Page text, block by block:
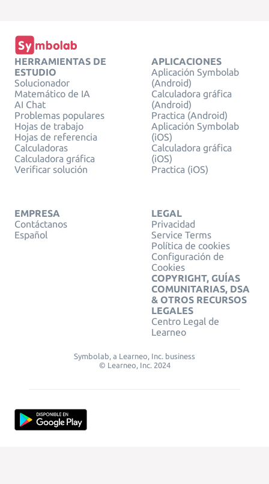
HERRAMIENTAS DE
ESTUDIO
Solucionador
Matemático de IA
AI Chat
Problemas populares
Hojas de trabajo
Hojas de referencia
Calculadoras
Calculadora gráfica
Verificar solución
APLICACIONES
Aplicación Symbolab
(Android)
Calculadora gráfica
(Android)
Practica (Android)
Aplicación Symbolab
(iOS)
Calculadora gráfica
(iOS)
Practica (iOS)
EMPRESA
Contáctanos
Español
LEGAL
Privacidad
Service Terms
Política de cookies
Configuración de
Cookies
COPYRIGHT, GUÍAS
COMUNITARIAS, DSA
& OTROS RECURSOS
LEGALES
Centro Legal de
Learneo
Symbolab, a Learneo, Inc. business
© Learneo, Inc. 2024